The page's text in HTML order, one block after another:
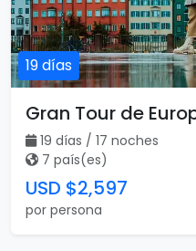
19 días
Gran Tour de
19 días / 17 noches
7 país(es)
USD $2,597
por persona